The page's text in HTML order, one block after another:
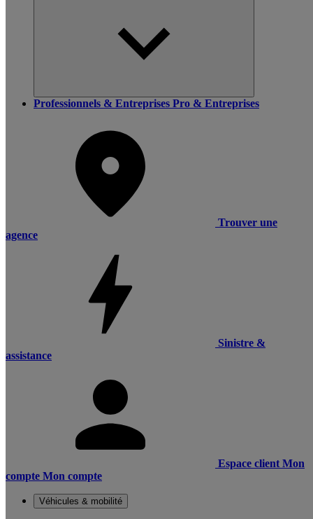
Professionnels & Entreprises Pro & Entreprises
Trouver une
agence
Sinistre &
assistance
Espace client Mon
compte Mon compte
Véhicules & mobilité